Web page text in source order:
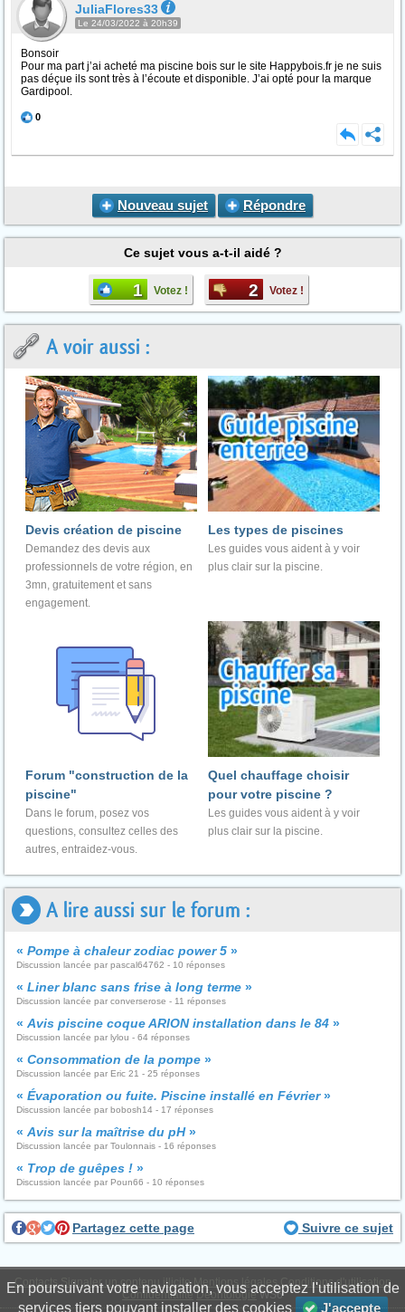
JuliaFlores33
Le 24/03/2022 à 20h39
Bonsoir
Pour ma part j’ai acheté ma piscine bois sur le site Happybois.fr je ne suis
pas déçue ils sont très à l’écoute et disponible. J’ai opté pour la marque
Gardipool.
0
Nouveau sujet Répondre
Ce sujet vous a-t-il aidé ?
1 Votez ! 2 Votez !
A voir aussi :
Devis création de piscine
Demandez des devis aux
professionnels de votre région, en
3mn, gratuitement et sans
engagement.
Les types de piscines
Les guides vous aident à y voir
plus clair sur la piscine.
Forum "construction de la
piscine"
Dans le forum, posez vos
questions, consultez celles des
autres, entraidez-vous.
Quel chauffage choisir
pour votre piscine ?
Les guides vous aident à y voir
plus clair sur la piscine.
A lire aussi sur le forum :
« Pompe à chaleur zodiac power 5 »
Discussion lancée par pascal64762 - 10 réponses
« Liner blanc sans frise à long terme »
Discussion lancée par converserose - 11 réponses
« Avis piscine coque ARION installation dans le 84 »
Discussion lancée par lylou - 64 réponses
« Consommation de la pompe »
Discussion lancée par Eric 21 - 25 réponses
« Évaporation ou fuite. Piscine installé en Février»
Discussion lancée par bobosh14 - 17 réponses
« Avis sur la maîtrise du pH»
Discussion lancée par Toulonnais - 16 réponses
« Trop de guêpes ! »
Discussion lancée par Poun66 - 10 réponses
Partagez cette page Suivre ce sujet
Contacts Signaler un contenu illicite Mentions légales Conditions d'utilisation
Confidentialité DéontologieWS6
En poursuivant votre navigation, vous acceptez l'utilisation de
services tiers pouvant installer des cookies
J'accepte